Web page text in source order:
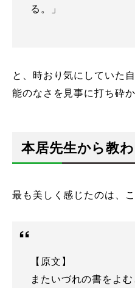
る。」
と、時おり気にしていた
能のなさを見事に打ち砕か
本居先生から教
最も美しく感じたのは、こ
【原文】
またいづれの書をよ